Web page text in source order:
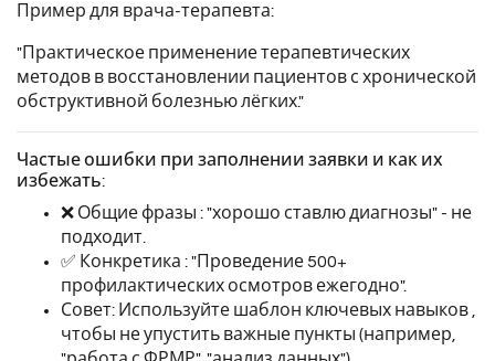
Пример для врача-терапевта:
"Практическое применение терапевтических
методов в восстановлении пациентов с хронической
обструктивной болезнью лёгких."
Частые ошибки при заполнении заявки и как их
избежать:
❌ Общие фразы : "хорошо ставлю диагнозы" - не
подходит.
✅ Конкретика : "Проведение 500+
профилактических осмотров ежегодно".
Совет: Используйте шаблон ключевых навыков ,
чтобы не упустить важные пункты (например,